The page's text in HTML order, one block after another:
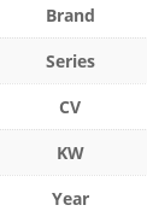
Brand
Series
CV
KW
Year